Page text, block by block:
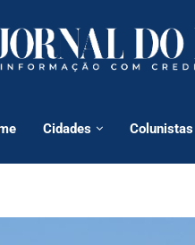
Cidades Colunistas